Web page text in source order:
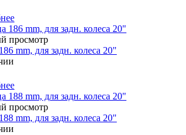
просмотр
mm, для задн. колеса 20"
просмотр
mm, для задн. колеса 20"